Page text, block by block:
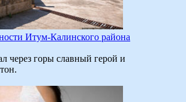
Итум-Калинского района
через горы славный герой и